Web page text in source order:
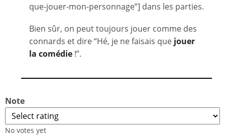
que-jouer-mon-personnage”] dans les parties.
Bien sûr, on peut toujours jouer comme des
connards et dire “Hé, je ne faisais que jouer
la comédie !”.
Note
No votes yet